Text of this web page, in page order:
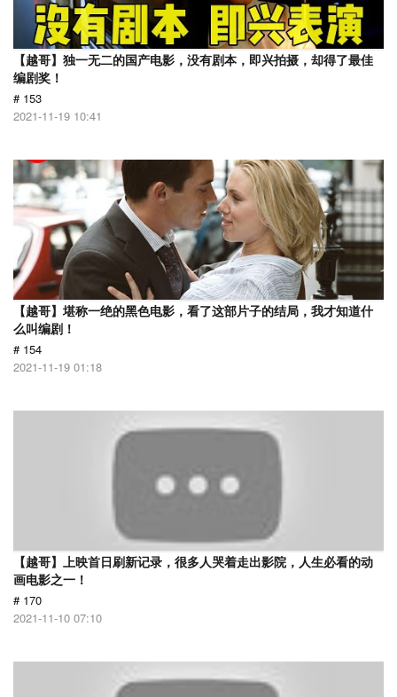
【越哥】独一无二的国产电影，没有剧本，即兴拍摄，却得了最佳
编剧奖！
# 153
2021-11-19 10:41
【越哥】堪称一绝的黑色电影，看了这部片子的结局，我才知道什
么叫编剧！
# 154
2021-11-19 01:18
【越哥】上映首日刷新记录，很多人哭着走出影院，人生必看的动
画电影之一！
# 170
2021-11-10 07:10